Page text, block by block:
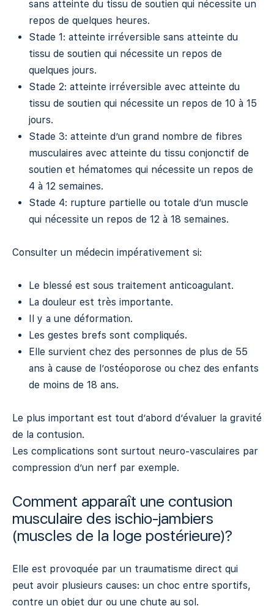
sans atteinte du tissu de soutien qui nécessite un
repos de quelques heures.
Stade 1: atteinte irréversible sans atteinte du
tissu de soutien qui nécessite un repos de
quelques jours.
Stade 2: atteinte irréversible avec atteinte du
tissu de soutien qui nécessite un repos de 10 à 15
jours.
Stade 3: atteinte d’un grand nombre de fibres
musculaires avec atteinte du tissu conjonctif de
soutien et hématomes qui nécessite un repos de
4 à 12 semaines.
Stade 4: rupture partielle ou totale d’un muscle
qui nécessite un repos de 12 à 18 semaines.
Consulter un médecin impérativement si:
Le blessé est sous traitement anticoagulant.
La douleur est très importante.
Il y a une déformation.
Les gestes brefs sont compliqués.
Elle survient chez des personnes de plus de 55
ans à cause de l’ostéoporose ou chez des enfants
de moins de 18 ans.
Le plus important est tout d’abord d’évaluer la gravité
de la contusion.
Les complications sont surtout neuro-vasculaires par
compression d’un nerf par exemple.
Comment apparaît une contusion
musculaire des ischio-jambiers
(muscles de la loge postérieure)?
Elle est provoquée par un traumatisme direct qui
peut avoir plusieurs causes: un choc entre sportifs,
contre un objet dur ou une chute au sol.